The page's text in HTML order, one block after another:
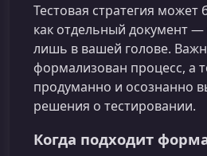
Тестовая стратегия
как отдельный документ
лишь в вашей голове.
формализован процесс, а
продуманно и осознанно
решения о тестировании.
Когда подходит